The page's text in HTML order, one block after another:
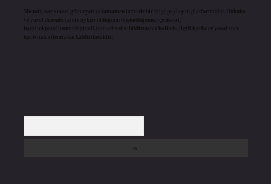
Sitemiz, kar amacı gütmeyen ve tamamen ücretsiz bir bilgi paylaşım platformudur. Hukuka
ve yasal düzenlemelere aykırı olduğunu düşündüğünüz içerikleri,
backlinkpanelicomtr@gmail.com adresine bildirmeniz halinde, ilgili içerikler yasal süre
içerisinde sitemizden kaldırılacaktır.